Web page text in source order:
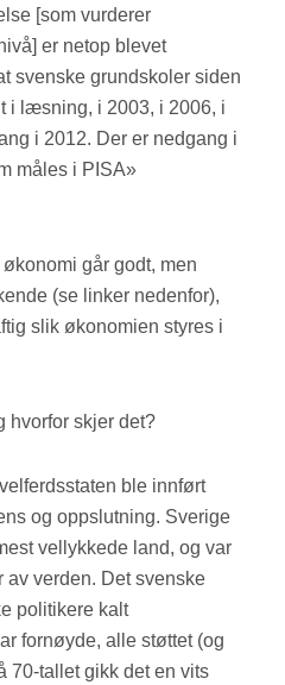
[som vurderer
er netop blevet
svenske grundskoler siden
i læsning, i 2003, i 2006, i
i 2012. Der er nedgang i
måles i PISA»
går godt, men
(se linker nedenfor),
slik økonomien styres i
hvorfor skjer det?
ble innført
og oppslutning. Sverige
vellykkede land, og var
av verden. Det svenske
politikere kalt
fornøyde, alle støttet (og
70-tallet gikk det en vits